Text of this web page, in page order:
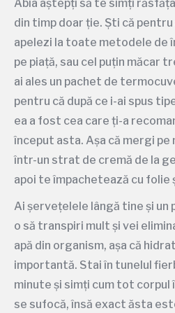
Abia aștepți să te simți
din timp doar ție. Ști că
apelezi la toate metodele de
pe piață, sau cel puțin măcar
ai ales un pachet de
pentru că după ce i-ai spus
ea a fost cea care ți-a
început asta. Așa că mergi pe
într-un strat de cremă de la
apoi te împachetează cu folie
Ai șervețelele lângă tine și un
o să transpiri mult și vei
apă din organism, așa că
importantă. Stai în tunelul
minute și simți cum tot corpul
se sufocă, însă exact ăsta